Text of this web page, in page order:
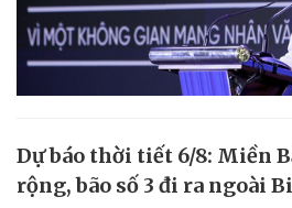
Dự báo thời tiết 6/8: Miền
rộng, bão số 3 đi ra ngoài